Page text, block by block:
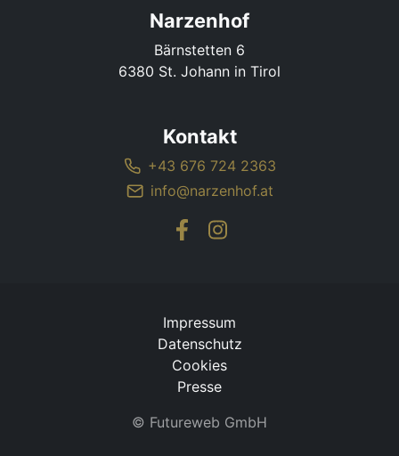
Narzenhof
Bärnstetten 6
6380 St. Johann in Tirol
Kontakt
+43 676 724 2363
info@narzenhof.at
Impressum
Datenschutz
Cookies
Presse
© Futureweb GmbH